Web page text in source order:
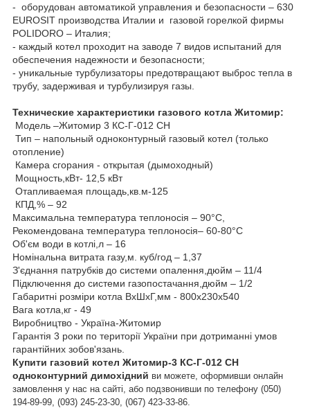
- оборудован автоматикой управления и безопасности – 630
EUROSIT производства Италии и газовой горелкой фирмы
POLIDORO – Италия;
- каждый котел проходит на заводе 7 видов испытаний для
обеспечения надежности и безопасности;
- уникальные турбулизаторы предотвращают выброс тепла в
трубу, задерживая и турбулизируя газы.
Технические характеристики газового котла Житомир:
Модель –Житомир 3 КС-Г-012 СН
Тип – напольный одноконтурный газовый котел (только
отопление)
Камера сгорания - открытая (дымоходный)
Мощность,кВт- 12,5 кВт
Отапливаемая площадь,кв.м-125
КПД,% – 92
Максимальна температура теплоносія – 90°С,
Рекомендована температура теплоносія– 60-80°С
Об'єм води в котлі,л – 16
Номінальна витрата газу,м. куб/год – 1,37
З'єднання патрубків до системи опалення,дюйм – 11/4
Підключення до системи газопостачання,дюйм – 1/2
Габаритні розміри котла ВхШхГ,мм - 800х230х540
Вага котла,кг - 49
Виробництво - Україна-Житомир
Гарантія 3 роки по території України при дотриманні умов
гарантійних зобов'язань.
Купити газовий котел Житомир-3 КС-Г-012 СН
одноконтурний димохідний ви можете, оформивши онлайн
замовлення у нас на сайті, або подзвонивши по телефону (050)
194-89-99, (093) 245-23-30, (067) 423-33-86.